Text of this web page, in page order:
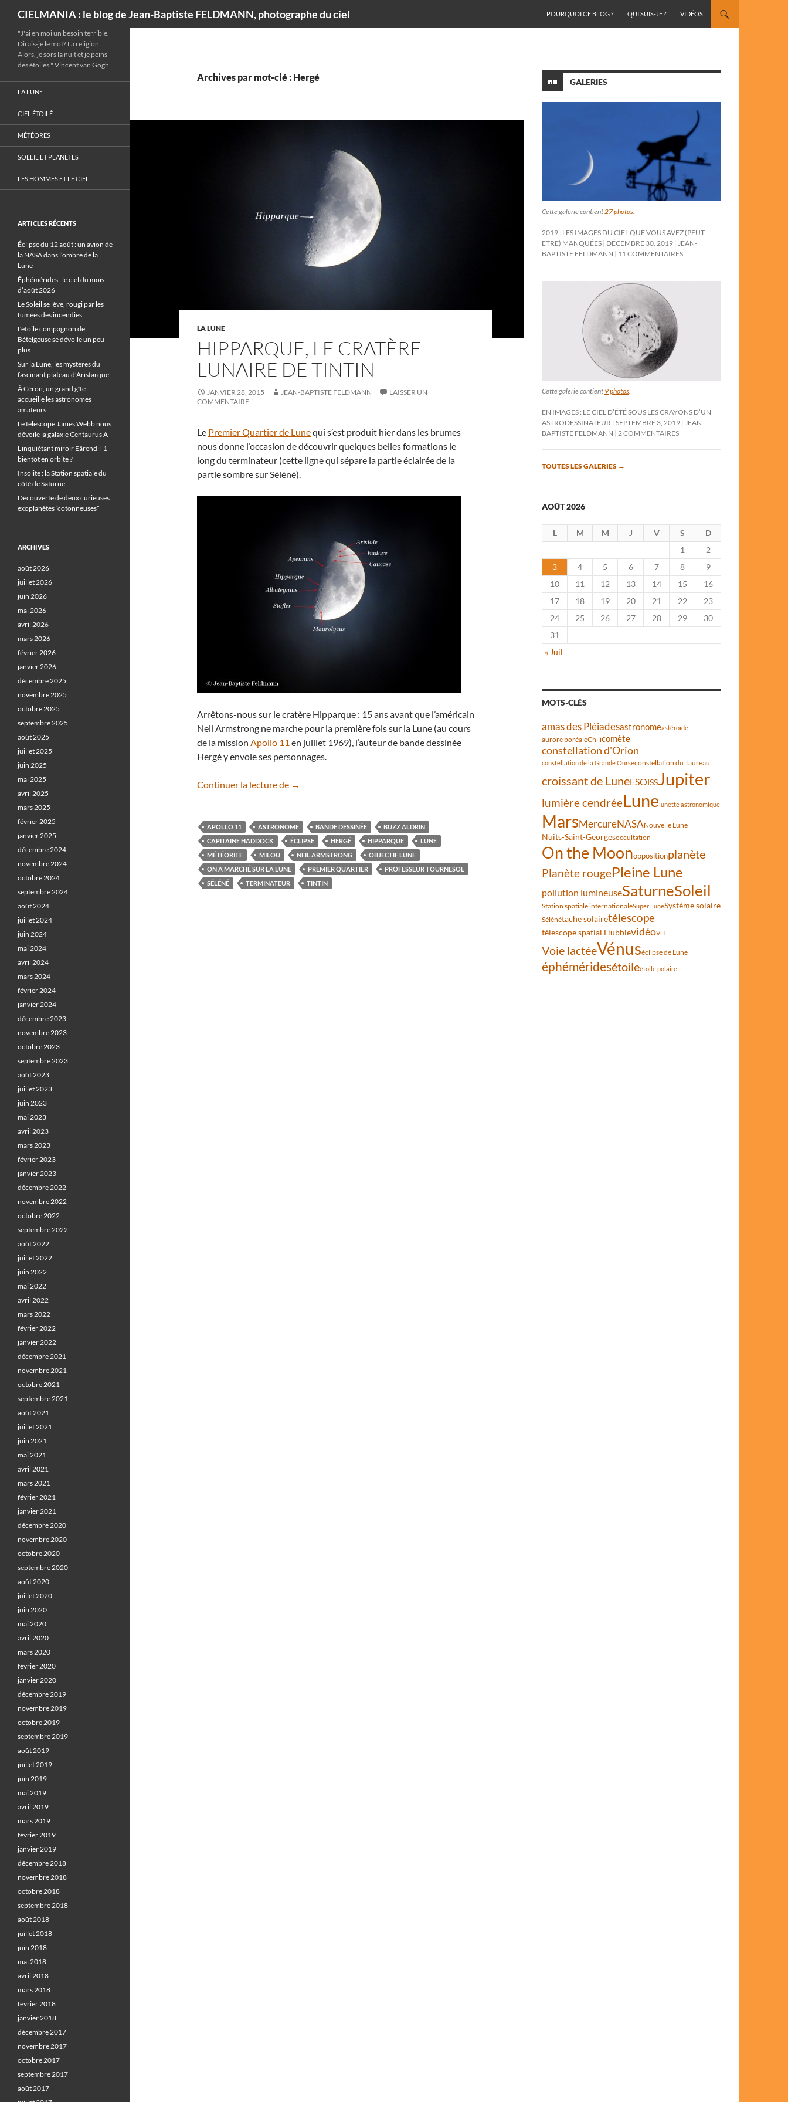
CIELMANIA : le blog de Jean-Baptiste FELDMANN, photographe du ciel
POURQUOI CE BLOG ?
QUI SUIS-JE ? VIDÉOS
Archives par mot-clé : Hergé
LA LUNE
HIPPARQUE, LE CRATÈRE
LUNAIRE DE TINTIN
JANVIER 28, 2015 JEAN-BAPTISTE FELDMANN
LAISSER UN
COMMENTAIRE
Le Premier Quartier de Lunequi s’est produit hier dans les brumes
nous donne l’occasion de découvrir quelques belles formations le
long du terminateur (cette ligne qui sépare la partie éclairée de la
partie sombre sur Séléné).
Arrêtons-nous sur le cratère Hipparque : 15 ans avant que l’américain
Neil Armstrong ne marche pour la première fois sur la Lune (au cours
de la mission Apollo 11 en juillet 1969), l’auteur de bande dessinée
Hergé y envoie ses personnages.
Continuer la lecture de Hipparque, le cratère lunaire de Tintin
→
APOLLO 11 ASTRONOME BANDE DESSINÉE
BUZZ ALDRIN
CAPITAINE HADDOCK
ÉCLIPSE HERGÉ HIPPARQUE
LUNE
MÉTÉORITE
MILOU NEIL ARMSTRONG
OBJECTIF LUNE
ON A MARCHÉ SUR LA LUNE
PREMIER QUARTIER
PROFESSEUR TOURNESOL
SÉLÉNÉ
TERMINATEUR TINTIN
GALERIES
Cette galerie contient27 photos.
2019 : LES IMAGES DU CIEL QUE VOUS AVEZ (PEUT-
ÊTRE) MANQUÉES DÉCEMBRE 30, 2019 JEAN-
BAPTISTE FELDMANN
11 COMMENTAIRES
Cette galerie contient 9 photos
EN IMAGES : LE CIEL D’ÉTÉ SOUS LES CRAYONS D’UN
ASTRODESSINATEUR SEPTEMBRE 3, 2019
JEAN-
BAPTISTE FELDMANN
2 COMMENTAIRES
TOUTES LES GALERIES →
AOÛT 2026
L M M J V S
D
1
2
3
4 5 6 7 8
9
10
11 12 13 14 15
16
17
18 19 20 21 22
23
24
25 26 27 28 29
30
31
« Juil
MOTS-CLÉS
amas des Pléiadesastronomeastéroïde
aurore boréaleChilicomète
constellation d'Orion
constellation de la Grande Ourseconstellation du Taureau
croissant de LuneESOISSJupiter
lumière cendréeLunelunette astronomique
MarsMercureNASANouvelle Lune
Nuits-Saint-Georgesoccultation
On the Moonoppositionplanète
Planète rougePleine Lune
pollution lumineuseSaturneSoleil
Station spatiale internationaleSuper LuneSystème solaire
Sélénétache solairetélescope
télescope spatial HubblevidéoVLT
Voie lactéeVénuséclipse de Lune
éphéméridesétoileétoile polaire
"J'ai en moi un besoin terrible.
Dirais-je le mot? La religion.
Alors, je sors la nuit et je peins
des étoiles." Vincent van Gogh
LA LUNE
CIEL ÉTOILÉ
MÉTÉORES
SOLEIL ET PLANÈTES
LES HOMMES ET LE CIEL
ARTICLES RÉCENTS
Éclipse du 12 août : un avion de
la NASA dans l’ombre de la
Lune
Éphémérides : le ciel du mois
d’août 2026
Le Soleil se lève, rougi par les
fumées des incendies
L’étoile compagnon de
Bételgeuse se dévoile un peu
plus
Sur la Lune, les mystères du
fascinant plateau d’Aristarque
À Céron, un grand gîte
accueille les astronomes
amateurs
Le télescope James Webb nous
dévoile la galaxie Centaurus A
L’inquiétant miroir Eärendil-1
bientôt en orbite ?
Insolite : la Station spatiale du
côté de Saturne
Découverte de deux curieuses
exoplanètes “cotonneuses”
ARCHIVES
août 2026
juillet 2026
juin 2026
mai 2026
avril 2026
mars 2026
février 2026
janvier 2026
décembre 2025
novembre 2025
octobre 2025
septembre 2025
août 2025
juillet 2025
juin 2025
mai 2025
avril 2025
mars 2025
février 2025
janvier 2025
décembre 2024
novembre 2024
octobre 2024
septembre 2024
août 2024
juillet 2024
juin 2024
mai 2024
avril 2024
mars 2024
février 2024
janvier 2024
décembre 2023
novembre 2023
octobre 2023
septembre 2023
août 2023
juillet 2023
juin 2023
mai 2023
avril 2023
mars 2023
février 2023
janvier 2023
décembre 2022
novembre 2022
octobre 2022
septembre 2022
août 2022
juillet 2022
juin 2022
mai 2022
avril 2022
mars 2022
février 2022
janvier 2022
décembre 2021
novembre 2021
octobre 2021
septembre 2021
août 2021
juillet 2021
juin 2021
mai 2021
avril 2021
mars 2021
février 2021
janvier 2021
décembre 2020
novembre 2020
octobre 2020
septembre 2020
août 2020
juillet 2020
juin 2020
mai 2020
avril 2020
mars 2020
février 2020
janvier 2020
décembre 2019
novembre 2019
octobre 2019
septembre 2019
août 2019
juillet 2019
juin 2019
mai 2019
avril 2019
mars 2019
février 2019
janvier 2019
décembre 2018
novembre 2018
octobre 2018
septembre 2018
août 2018
juillet 2018
juin 2018
mai 2018
avril 2018
mars 2018
février 2018
janvier 2018
décembre 2017
novembre 2017
octobre 2017
septembre 2017
août 2017